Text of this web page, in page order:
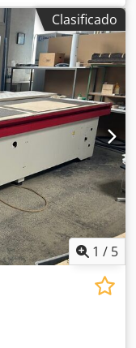
resistencia a
con sistema
organizar una
Clasificado
1 / 5